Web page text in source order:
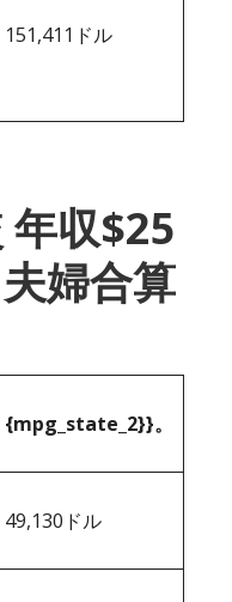
151,411ドル
年収$25
婦合算
{mpg_state_2}}。
49,130ドル